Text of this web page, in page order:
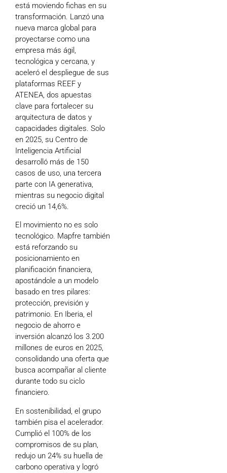
está moviendo fichas en su
transformación. Lanzó una
nueva marca global para
proyectarse como una
empresa más ágil,
tecnológica y cercana, y
aceleró el despliegue de sus
plataformas REEF y
ATENEA, dos apuestas
clave para fortalecer su
arquitectura de datos y
capacidades digitales. Solo
en 2025, su Centro de
Inteligencia Artificial
desarrolló más de 150
casos de uso, una tercera
parte con IA generativa,
mientras su negocio digital
creció un 14,6%.
El movimiento no es solo
tecnológico. Mapfre también
está reforzando su
posicionamiento en
planificación financiera,
apostándole a un modelo
basado en tres pilares:
protección, previsión y
patrimonio. En Iberia, el
negocio de ahorro e
inversión alcanzó los 3.200
millones de euros en 2025,
consolidando una oferta que
busca acompañar al cliente
durante todo su ciclo
financiero.
En sostenibilidad, el grupo
también pisa el acelerador.
Cumplió el 100% de los
compromisos de su plan,
redujo un 24% su huella de
carbono operativa y logró